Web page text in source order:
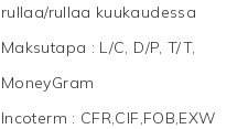
rullaa/rullaa kuukaudessa
Maksutapa : L/C, D/P, T/T,
MoneyGram
Incoterm : CFR,CIF,FOB,EXW